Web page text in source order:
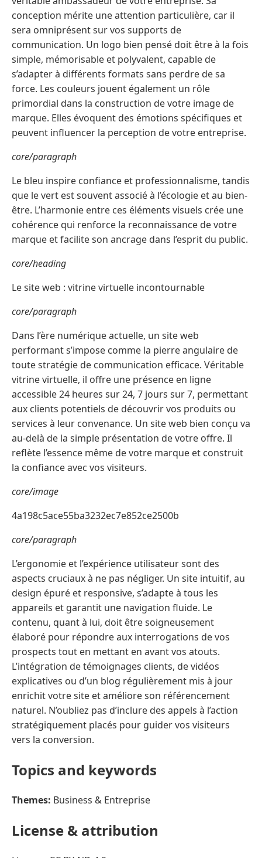
conception mérite une attention particulière, car il
sera omniprésent sur vos supports de
communication. Un logo bien pensé doit être à la fois
simple, mémorisable et polyvalent, capable de
s’adapter à différents formats sans perdre de sa
force. Les couleurs jouent également un rôle
primordial dans la construction de votre image de
marque. Elles évoquent des émotions spécifiques et
peuvent influencer la perception de votre entreprise.
core/paragraph
Le bleu inspire confiance et professionnalisme, tandis
que le vert est souvent associé à l’écologie et au bien-
être. L’harmonie entre ces éléments visuels crée une
cohérence qui renforce la reconnaissance de votre
marque et facilite son ancrage dans l’esprit du public.
core/heading
Le site web : vitrine virtuelle incontournable
core/paragraph
Dans l’ère numérique actuelle, un site web
performant s’impose comme la pierre angulaire de
toute stratégie de communication efficace. Véritable
vitrine virtuelle, il offre une présence en ligne
accessible 24 heures sur 24, 7 jours sur 7, permettant
aux clients potentiels de découvrir vos produits ou
services à leur convenance. Un site web bien conçu va
au-delà de la simple présentation de votre offre. Il
reflète l’essence même de votre marque et construit
la confiance avec vos visiteurs.
core/image
4a198c5ace55ba3232ec7e852ce2500b
core/paragraph
L’ergonomie et l’expérience utilisateur sont des
aspects cruciaux à ne pas négliger. Un site intuitif, au
design épuré et responsive, s’adapte à tous les
appareils et garantit une navigation fluide. Le
contenu, quant à lui, doit être soigneusement
élaboré pour répondre aux interrogations de vos
prospects tout en mettant en avant vos atouts.
L’intégration de témoignages clients, de vidéos
explicatives ou d’un blog régulièrement mis à jour
enrichit votre site et améliore son référencement
naturel. N’oubliez pas d’inclure des appels à l’action
stratégiquement placés pour guider vos visiteurs
vers la conversion.
Topics and keywords
Themes: Business & Entreprise
License & attribution